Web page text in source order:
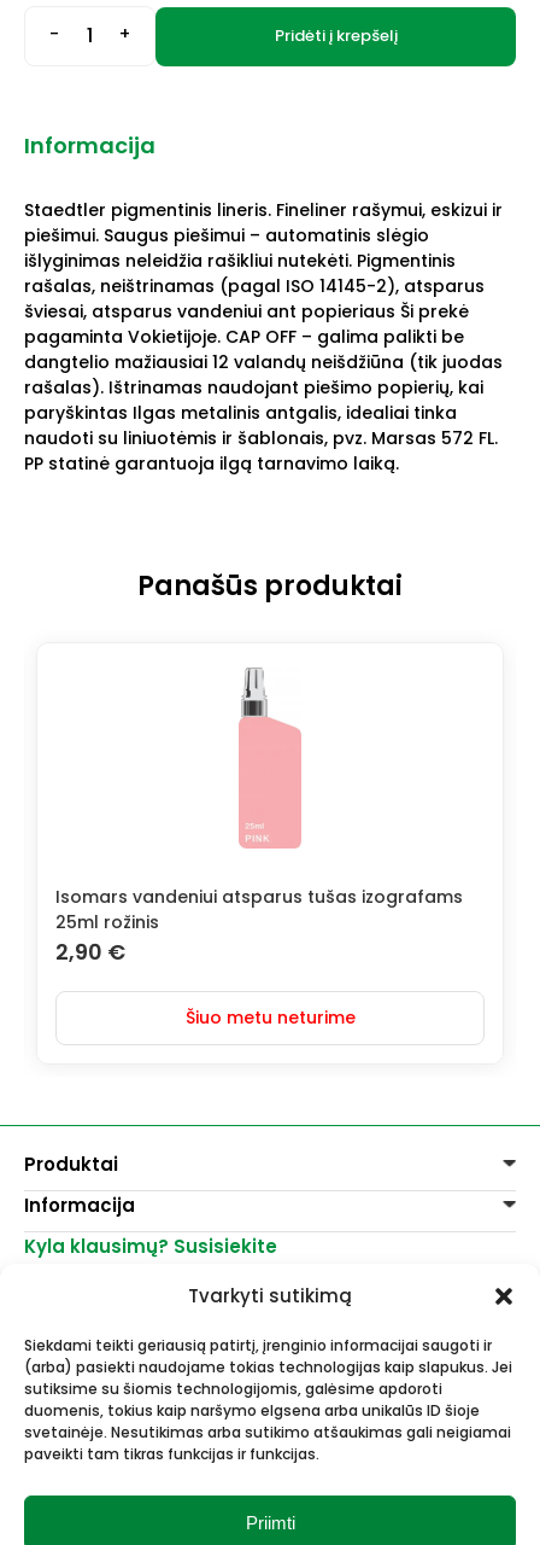
Tvarkyti sutikimą
Siekdami teikti geriausią patirtį, įrenginio informacijai saugoti ir
(arba) pasiekti naudojame tokias technologijas kaip slapukus. Jei
sutiksime su šiomis technologijomis, galėsime apdoroti
duomenis, tokius kaip naršymo elgsena arba unikalūs ID šioje
svetainėje. Nesutikimas arba sutikimo atšaukimas gali neigiamai
paveikti tam tikras funkcijas ir funkcijas.
Priimti
- + Pridėti į krepšelį
Informacija
Staedtler pigmentinis lineris. Fineliner rašymui, eskizui ir
piešimui. Saugus piešimui – automatinis slėgio
išlyginimas neleidžia rašikliui nutekėti. Pigmentinis
rašalas, neištrinamas (pagal ISO 14145-2), atsparus
šviesai, atsparus vandeniui ant popieriaus Ši prekė
pagaminta Vokietijoje. CAP OFF – galima palikti be
dangtelio mažiausiai 12 valandų neišdžiūna (tik juodas
rašalas). Ištrinamas naudojant piešimo popierių, kai
paryškintas Ilgas metalinis antgalis, idealiai tinka
naudoti su liniuotėmis ir šablonais, pvz. Marsas 572 FL.
PP statinė garantuoja ilgą tarnavimo laiką.
Panašūs produktai
Isomars vandeniui atsparus tušas izografams
25ml rožinis
2,90 €
Šiuo metu neturime
Produktai
Dažai
Dekoravimui
Lakai, skiedikliai
Akvarelinis popierius
Molbertai
Keramikams ir skulptoriams
FIMO modelinas
Drobės, porėmiai
Mokyklinės ir biuro prekės
Rėmai ir rėminimas
Informacija
Pirkimo taisyklės
Parduotuvės
Kyla klausimų? Susisiekite
info@menomuza.lt
Dailės, dailininkų reikmenys -
didmeninė ir mažmeninė prekyba.
Esame Stipriausi Lietuvoje 2023
metais.